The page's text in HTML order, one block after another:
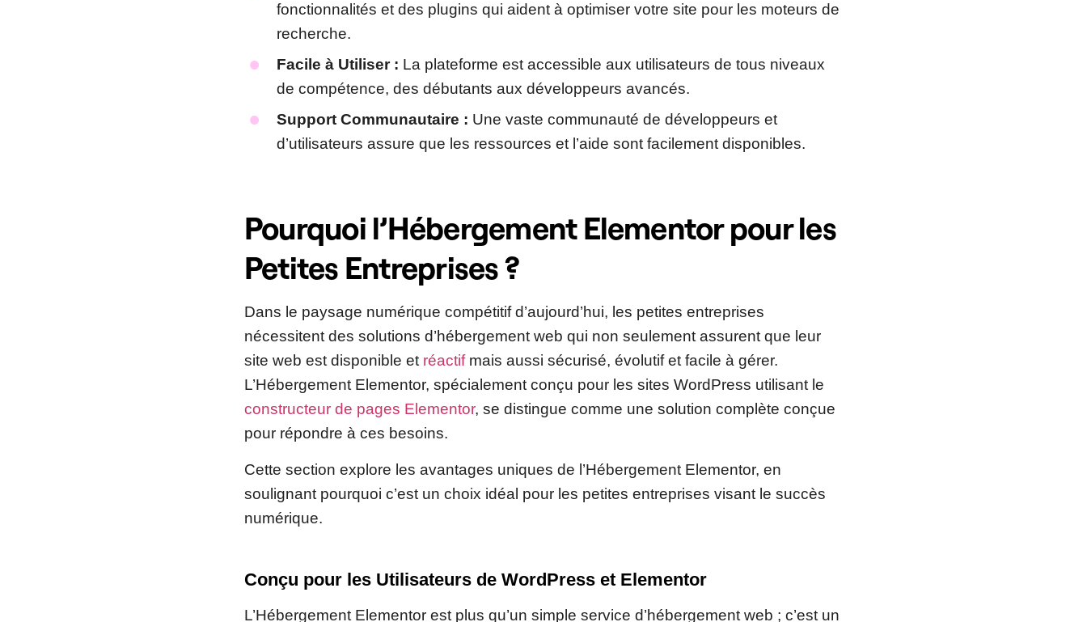
fonctionnalités et des plugins qui aident à optimiser votre site pour les moteurs de
recherche.
Facile à Utiliser : La plateforme est accessible aux utilisateurs de tous niveaux
de compétence, des débutants aux développeurs avancés.
Support Communautaire : Une vaste communauté de développeurs et
d’utilisateurs assure que les ressources et l’aide sont facilement disponibles.
Pourquoi l’Hébergement Elementor pour les
Petites Entreprises ?
Dans le paysage numérique compétitif d’aujourd’hui, les petites entreprises
nécessitent des solutions d’hébergement web qui non seulement assurent que leur
site web est disponible et réactifmais aussi sécurisé, évolutif et facile à gérer.
L’Hébergement Elementor, spécialement conçu pour les sites WordPress utilisant le
constructeur de pages Elementor, se distingue comme une solution complète conçue
pour répondre à ces besoins.
Cette section explore les avantages uniques de l’Hébergement Elementor, en
soulignant pourquoi c’est un choix idéal pour les petites entreprises visant le succès
numérique.
Conçu pour les Utilisateurs de WordPress et Elementor
L’Hébergement Elementor est plus qu’un simple service d’hébergement web ; c’est un